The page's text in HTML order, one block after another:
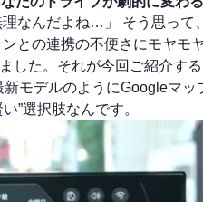
なんだよね…」 そう思って
との連携の不便さにモヤモ
した。それが今回ご紹介する
モデルのようにGoogleマ
”選択肢なんです。